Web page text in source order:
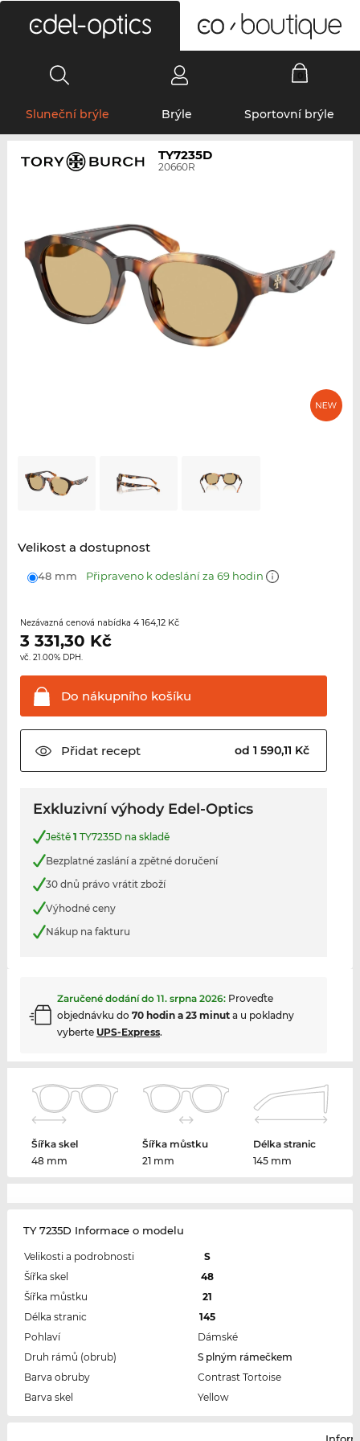
Sluneční brýle Brýle Sportovní brýle
TY7235D
20660R
Velikost a dostupnost
48 mm Připraveno k odeslání za 69 hodin
Nezávazná cenová nabídka 4 164,12 Kč
3 331,30 Kč
vč. 21.00% DPH.
Do nákupního košíku
Přidatrecept od 1 590,11 Kč
Exkluzivní výhody Edel-Optics
Ještě 1 TY7235D na skladě
Bezplatné zaslání a zpětné doručení
30 dnů právo vrátit zboží
Výhodné ceny
Nákup na fakturu
Zaručené dodání do 11. srpna 2026: Proveďte
objednávku do 70 hodin a 23 minuta u pokladny
vyberte UPS-Express.
Šířka skel
48 mm
Šířka můstku
21 mm
Délka stranic
145 mm
TY 7235D Informace o modelu
Velikosti a podrobnosti
S
Šířka skel
48
Šířka můstku
21
Délka stranic
145
Pohlaví
Dámské
Druh rámů (obrub)
S plným rámečkem
Barva obruby
Contrast Tortoise
Barva skel
Yellow